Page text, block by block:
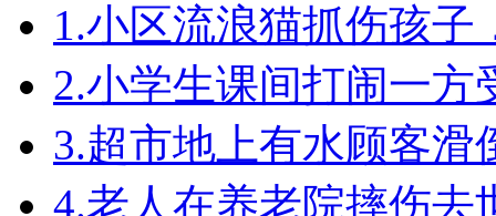
1.小区流浪猫抓伤孩子
2.小学生课间打闹一
3.超市地上有水顾客
4.老人在养老院摔伤去